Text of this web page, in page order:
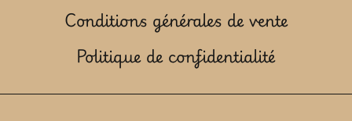
Conditions générales de vente
Politique de confidentialité